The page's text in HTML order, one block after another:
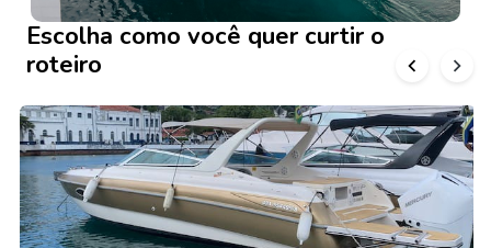
Escolha como você quer curtir o
roteiro